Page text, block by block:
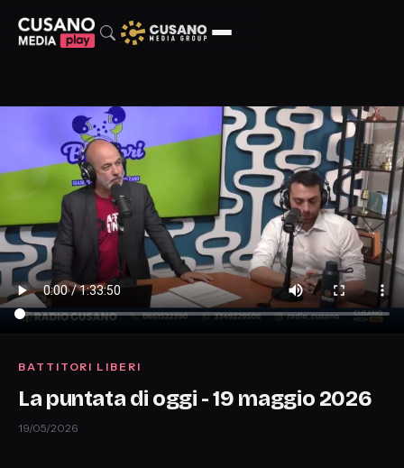
BATTITORI LIBERI
La puntata di oggi - 19 maggio 2026
19/05/2026